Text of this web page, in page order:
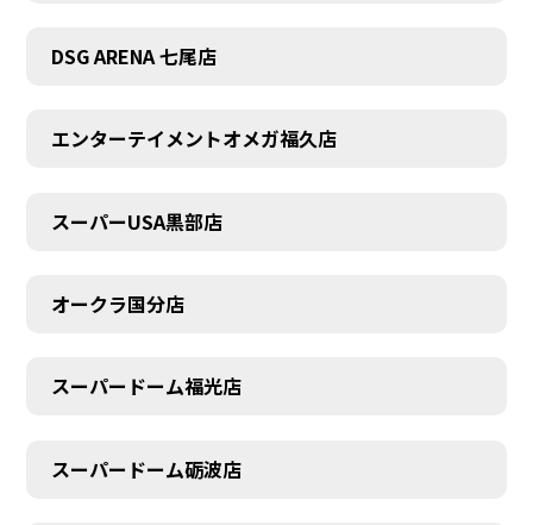
DSG ARENA 七尾店
エンターテイメントオメガ福久店
スーパーUSA黒部店
オークラ国分店
スーパードーム福光店
スーパードーム砺波店